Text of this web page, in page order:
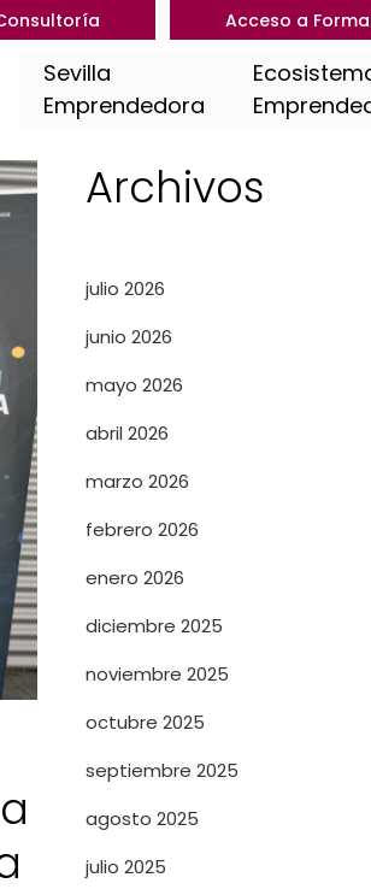
Acceso a
Sevilla
Emprendedora
Archivos
julio 2026
junio 2026
mayo 2026
abril 2026
marzo 2026
febrero 2026
enero 2026
diciembre 2025
noviembre 2025
octubre 2025
septiembre 2025
agosto 2025
julio 2025